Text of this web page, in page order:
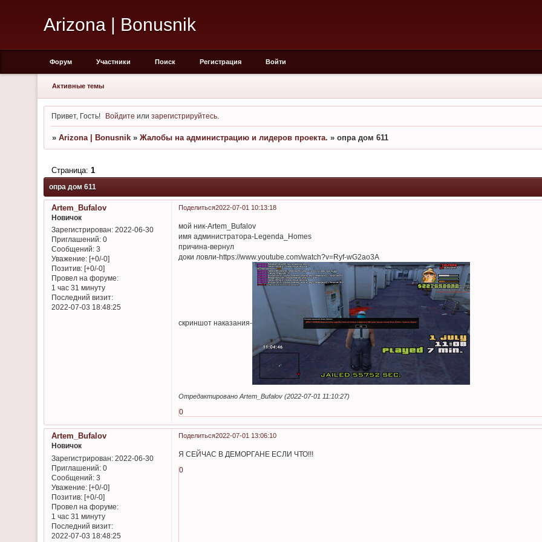
Arizona | Bonusnik
Форум Участники Поиск Регистрация Войти
Активные темы
Привет, Гость! Войдите илизарегистрируйтесь
» Arizona | Bonusnik » Жалобы на администрацию и лидеров проекта. » опра дом 611
опра дом 611
Страница: 1
Поделиться2022-07-01 10:13:18
Artem_Bufalov
Новичок
Зарегистрирован: 2022-06-30
Приглашений:0
Сообщений:3
Уважение: [+0/-0]
Позитив: [+0/-0]
Провел на форуме:
1 час 31 минуту
Последний визит:
2022-07-03 18:48:25
мой ник-Artem_Bufalov
имя администратора-Legenda_Homes
причина-вернул
доки ловли-https://www.youtube.com/watch?v=Ryf-wG2ao3A
скриншот наказания-
Отредактировано Artem_Bufalov (2022-07-01 11:10:27)
0
Поделиться2022-07-01 13:06:10
Artem_Bufalov
Новичок
Зарегистрирован: 2022-06-30
Приглашений:0
Сообщений:3
Уважение: [+0/-0]
Позитив: [+0/-0]
Провел на форуме:
1 час 31 минуту
Последний визит:
2022-07-03 18:48:25
Я СЕЙЧАС В ДЕМОРГАНЕ ЕСЛИ ЧТО!!!
0